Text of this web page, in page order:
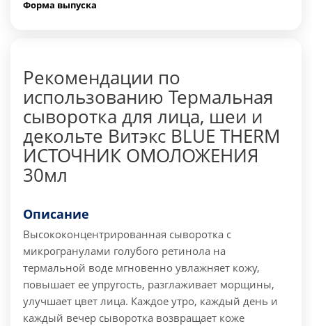
Форма выпуска
Рекомендации по
использованию Термальная
сыворотка для лица, шеи и
декольте Витэкс BLUE THERM
ИСТОЧНИК ОМОЛОЖЕНИЯ
30мл
Описание
Высококонцентрированная сыворотка с
микрогранулами голубого ретинола на
термальной воде мгновенно увлажняет кожу,
повышает ее упругость, разглаживает морщины,
улучшает цвет лица. Каждое утро, каждый день и
каждый вечер сыворотка возвращает коже